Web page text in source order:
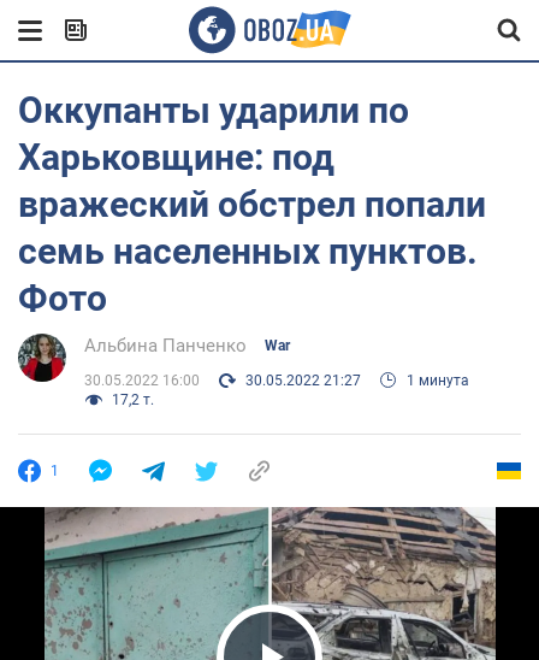
Оккупанты ударили по
Харьковщине: под
вражеский обстрел попали
семь населенных пунктов.
Фото
Альбина Панченко War
30.05.2022 16:00 30.05.2022 21:27
1 минута
17,2 т.
1